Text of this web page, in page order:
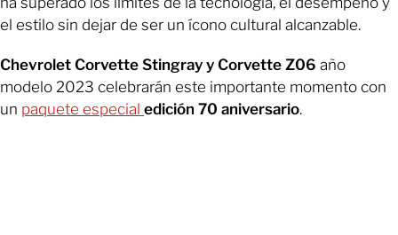
el estilo sin dejar de ser un ícono cultural alcanzable.
Chevrolet Corvette Stingray y Corvette Z06 año
modelo 2023 celebrarán este importante momento con
un paquete especial edición 70 aniversario.